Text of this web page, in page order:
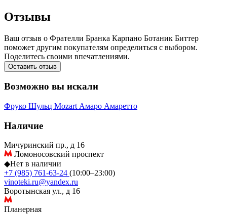
Отзывы
Ваш отзыв о Фрателли Бранка Карпано Ботаник Биттер
поможет другим покупателям определиться с выбором.
Поделитесь своими впечатлениями.
Оставить отзыв
Возможно вы искали
Фруко Шульц Mozart Амаро Амаретто
Наличие
Мичуринский пр., д 16
Ломоносовский проспект
◆Нет в наличии
+7 (985) 761-63-24 (10:00–23:00)
vinoteki.ru@yandex.ru
Воротынская ул., д 16
Планерная